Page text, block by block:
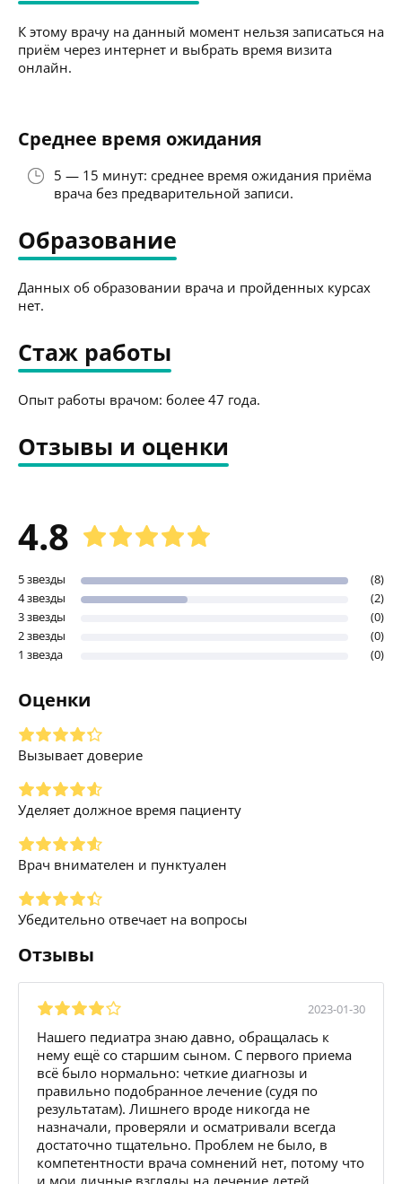
К этому врачу на данный момент нельзя записаться на
приём через интернет и выбрать время визита
онлайн.
Среднее время ожидания
5 — 15 минут: среднее время ожидания приёма
врача без предварительной записи.
Образование
Данных об образовании врача и пройденных курсах
нет.
Стаж работы
Опыт работы врачом: более 47 года.
Отзывы и оценки
4.8
5 звезды
(8)
4 звезды
(2)
3 звезды
(0)
2 звезды
(0)
1 звезда
(0)
Оценки
Вызывает доверие
Уделяет должное время пациенту
Врач внимателен и пунктуален
Убедительно отвечает на вопросы
Отзывы
2023-01-30
Нашего педиатра знаю давно, обращалась к
нему ещё со старшим сыном. С первого приема
всё было нормально: четкие диагнозы и
правильно подобранное лечение (судя по
результатам). Лишнего вроде никогда не
назначали, проверяли и осматривали всегда
достаточно тщательно. Проблем не было, в
компетентности врача сомнений нет, потому что
и мои личные взгляды на лечение детей